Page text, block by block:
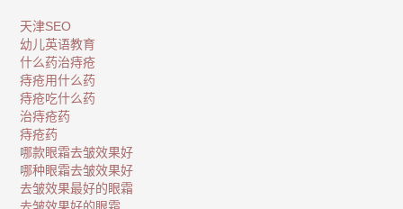
天津SEO
幼儿英语教育
什么药治痔疮
痔疮用什么药
痔疮吃什么药
治痔疮药
痔疮药
哪款眼霜去皱效果好
哪种眼霜去皱效果好
去皱效果最好的眼霜
去皱效果好的眼霜